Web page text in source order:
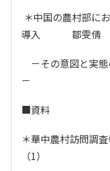
＊中国の農村部に
導入 鄒雯倩
－その意図と実
－
■資料
＊華中農村訪問調
（1）